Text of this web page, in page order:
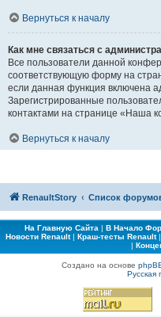
Вернуться к началу
Как мне связаться с
Все пользователи данной
соответствующую форму на
если данная функция включена
Зарегистрированные
контактами на странице «Наша
Вернуться к началу
RenaultStory Список
На Главную Сайта | В Начало
Новости Renault| Краш-тесты Renault|
|
Создано на основе
Русская